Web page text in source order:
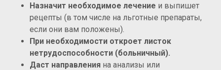
Назначит необходимое лечение и выпишет
рецепты (в том числе на льготные препараты,
если они вам положены).
При необходимости откроет листок
нетрудоспособности (больничный).
Даст направления на анализы или